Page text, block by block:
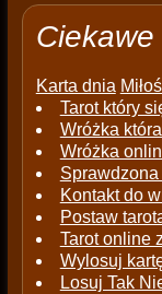
Karta dnia
Tarot który
Wróżka
Wróżka
Kontakt do
Postaw
Tarot online
Wylosuj
Losuj Tak